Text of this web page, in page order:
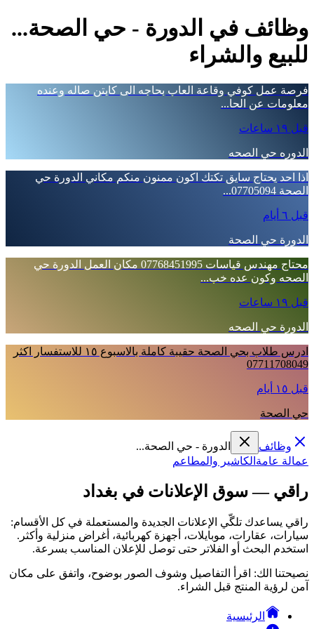
وظائف في الدورة - حي الصحة...
للبيع والشراء
فرصة عمل كوفي وقاعة العاب بحاجه الى كابتن صاله وعنده
معلومات عن الحا...
قبل ١٩ ساعات
الدوره حي الصحه
اذا احد يحتاج سايق تكتك اكون ممنون منكم مكاني الدورة حي
الصحة 07705094...
قبل ٦ أيام
الدورة حي الصحة
محتاج مهندس قياسات 07768451995 مكان العمل الدورة حي
الصحه وكون عده خب...
قبل ١٩ ساعات
الدورة حي الصحه
ادرس طلاب بحي الصحة حقيبة كاملة بالاسبوع ١٥ للاستفسار اكثر
07711708049
قبل ١٥ أيام
حي الصحة
وظائف
الدورة - حي الصحة...
عمالة عامة الكاشير والمطاعم
راقي — سوق الإعلانات في بغداد
راقي يساعدك تلگّي الإعلانات الجديدة والمستعملة في كل الأقسام:
سيارات، عقارات، موبايلات، أجهزة كهربائية، أغراض منزلية وأكثر.
استخدم البحث أو الفلاتر حتى توصل للإعلان المناسب بسرعة.
نصيحتنا الك: اقرأ التفاصيل وشوف الصور بوضوح، واتفق على مكان
آمن لرؤية المنتج قبل الشراء.
الرئيسية